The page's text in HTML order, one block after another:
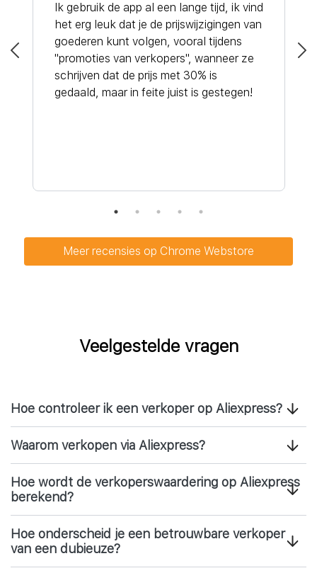
Ik gebruik de app al een lange tijd, ik vind
het erg leuk dat je de prijswijzigingen van
goederen kunt volgen, vooral tijdens
"promoties van verkopers", wanneer ze
schrijven dat de prijs met 30% is
gedaald, maar in feite juist is gestegen!
Meer recensies op Chrome Webstore
Veelgestelde vragen
Hoe controleer ik een verkoper op Aliexpress?
Waarom verkopen via Aliexpress?
Hoe wordt de verkoperswaardering op Aliexpress
berekend?
Hoe onderscheid je een betrouwbare verkoper
van een dubieuze?